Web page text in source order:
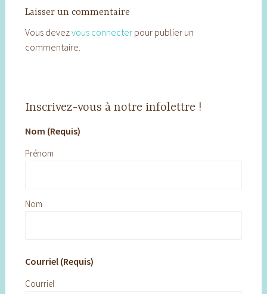
Laisser un commentaire
Vous devezvous connecterpour publier un
commentaire.
Inscrivez-vous à notre infolettre !
Nom (Requis)
Prénom
Nom
Courriel (Requis)
Courriel